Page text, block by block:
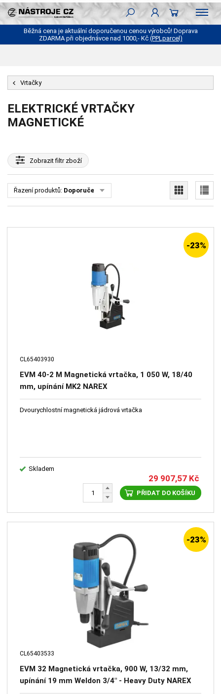
Běžná cena je aktuální doporučenou cenou výrobců! Doprava
ZDARMA při objednávce nad 1000,- Kč (PPLparcel)
Vrtačky
ELEKTRICKÉ VRTAČKY
MAGNETICKÉ
Zobrazitfiltr zboží
Řazení produktů: Doporučené
-23%
CL65403930
EVM 40-2 M Magnetická vrtačka, 1 050 W, 18/40
mm, upínání MK2 NAREX
Dvourychlostní magnetická jádrová vrtačka
Skladem
29 907,57 Kč
PŘIDAT DO KOŠÍKU
-23%
CL65403533
EVM 32 Magnetická vrtačka, 900 W, 13/32 mm,
upínání 19 mm Weldon 3/4" - Heavy Duty NAREX